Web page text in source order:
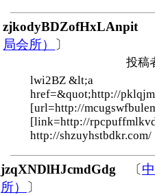
zjkodyBDZofHxLAnpit
局会所） 〕
投稿
lwi2BZ &lt;a
href=&quot;http://
[url=http://
[link=http://
http://shzuyhstbdkr.com/
jzqXNDlHJcmdGdg 〔
所） 〕